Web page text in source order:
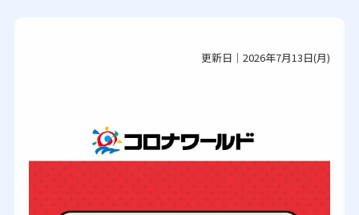
更新日｜2026年7月13日(月)